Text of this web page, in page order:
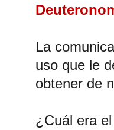
La
uso que le
obtener de
¿Cuál era